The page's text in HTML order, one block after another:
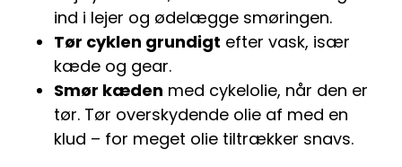
ind i lejer og ødelægge smøringen.
Tør cyklen grundigt efter vask, især
kæde og gear.
Smør kæden med cykelolie, når den er
tør. Tør overskydende olie af med en
klud – for meget olie tiltrækker snavs.